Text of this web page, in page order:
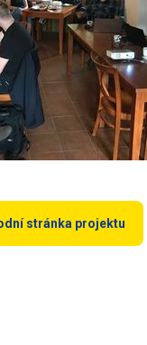
stránka projektu